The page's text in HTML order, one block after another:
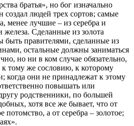
братья», но бог изначально
создал людей трех сортов; самые
менее лучшие – из серебра и
железа. Сделанные из золота
быть правителями, сделанные из
остальные должны заниматься
но ни в ком случае обязательно,
к тому же сословию, к которому
когда они не принадлежат к этому
повышать или
родственники, по большей
хотя все же бывает, что от
потомство, а от серебра – золотое;